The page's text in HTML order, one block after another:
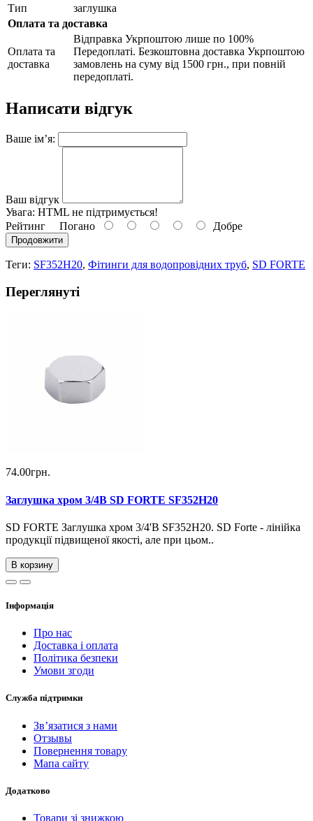
Тип
заглушка
Оплата та доставка
Оплата та
доставка
Відправка Укрпоштою лише по 100%
Передоплаті. Безкоштовна доставка Укрпоштою
замовлень на суму від 1500 грн., при повній
передоплаті.
Написати відгук
Ваше ім’я:
Ваш відгук
Увага: HTML не підтримується!
Рейтинг Погано Добре
Продовжити
Теги: SF352H20, Фітинги для водопровідних труб, SD FORTE
Переглянуті
74.00грн.
Заглушка хром 3/4В SD FORTE SF352H20
SD FORTE Заглушка хром 3/4'В SF352H20. SD Forte - лінійка
продукції підвищеної якості, але при цьом..
В корзину
Інформація
Про нас
Доставка і оплата
Політика безпеки
Умови згоди
Служба підтримки
Зв’язатися з нами
Отзывы
Повернення товару
Мапа сайту
Додатково
Товари зі знижкою